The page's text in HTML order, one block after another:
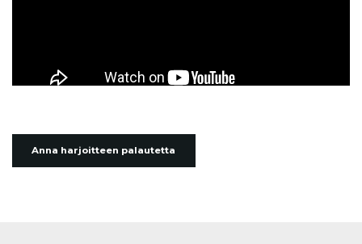
Anna harjoitteen palautetta